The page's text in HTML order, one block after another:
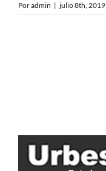
Poradmin | julio 8th, 2019